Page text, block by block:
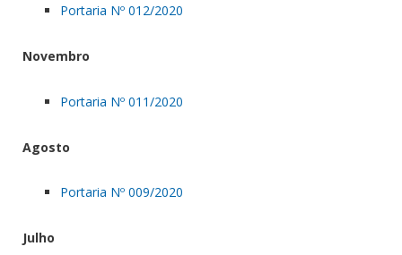
Portaria Nº 012/2020
Novembro
Portaria Nº 011/2020
Agosto
Portaria Nº 009/2020
Julho